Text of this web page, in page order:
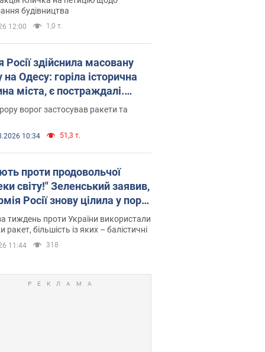
вірянина"
будівництва
12:00 1,0 т.
Росії здійснила масовану
на Одесу: горіла історична
міста, є постраждалі.
відео
ворог застосував ракети та
10:34 51,3 т.
проти продовольчої
світу!" Зеленський заявив,
Росії знову цілила у порт
тиждень проти України використали
ракет, більшість із яких – балістичні
11:44 318